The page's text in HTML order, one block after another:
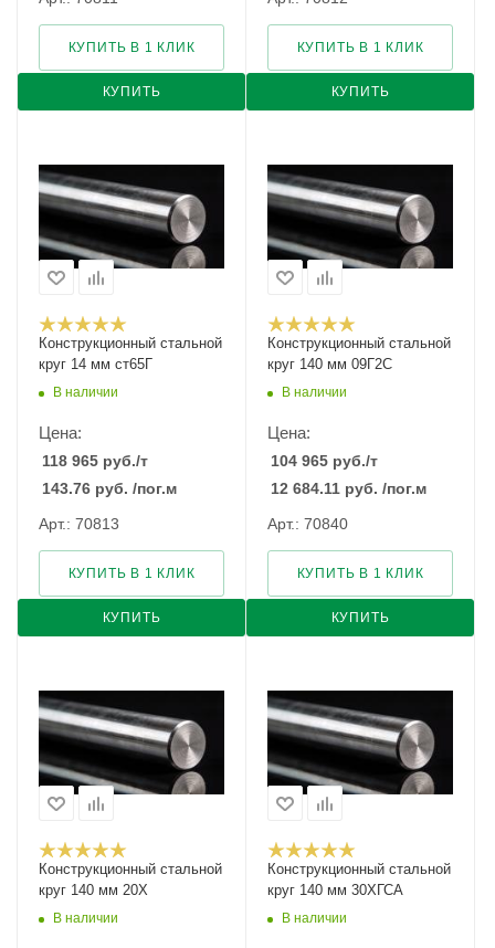
КУПИТЬ
КУПИТЬ В 1 КЛИК
КУПИТЬ
КУПИТЬ В 1 КЛИК
Конструкционный стальной
круг 14 мм ст65Г
В наличии
Цена:
118 965 руб./т
143.76 руб. /пог.м
Арт.: 70813
КУПИТЬ
КУПИТЬ В 1 КЛИК
Конструкционный стальной
круг 140 мм 09Г2С
В наличии
Цена:
104 965 руб./т
12 684.11 руб. /пог.м
Арт.: 70840
КУПИТЬ
КУПИТЬ В 1 КЛИК
Конструкционный стальной
круг 140 мм 20Х
В наличии
Конструкционный стальной
круг 140 мм 30ХГСА
В наличии